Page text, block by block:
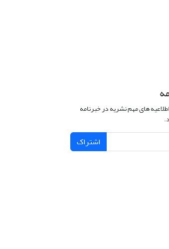
های مهم نشریه در خبرنامه
اشتراک